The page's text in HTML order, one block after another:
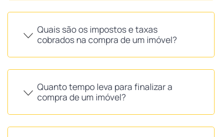
Quais são os impostos e taxas
cobrados na compra de um imóvel?
Quanto tempo leva para finalizar a
compra de um imóvel?